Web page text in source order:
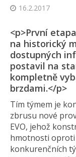
16.2.2017
<p>První
na historický
dostupných
postavil na
kompletně
brzdami.</p>
Tím týmem je
zbrusu nové
EVO, jehož
hmotnosti oproti
konkurenčních